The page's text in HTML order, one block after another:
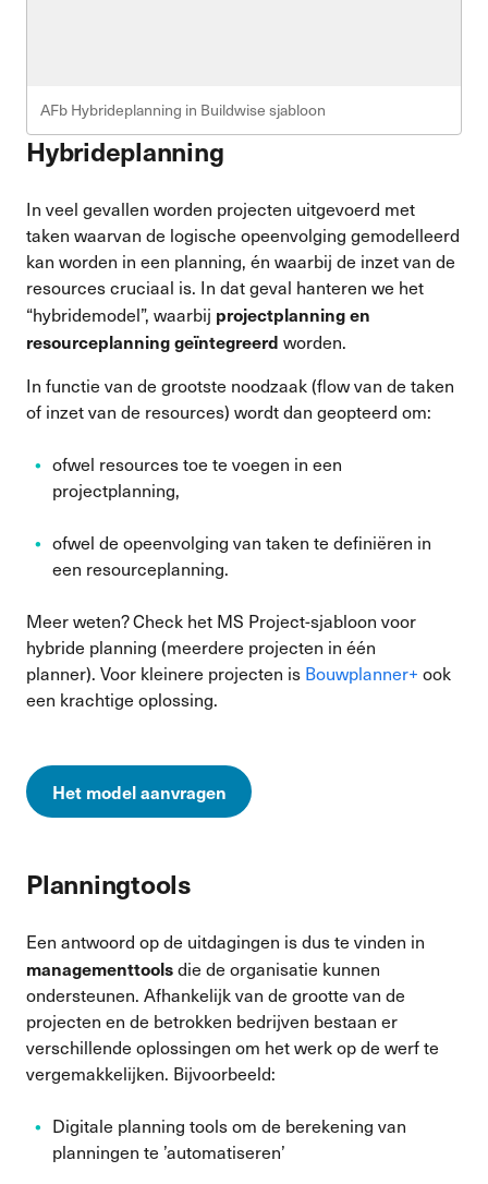
AFb Hybrideplanning in Buildwise sjabloon
Hybrideplanning
In veel gevallen worden projecten uitgevoerd met
taken waarvan de logische opeenvolging gemodelleerd
kan worden in een planning, én waarbij de inzet van de
resources cruciaal is. In dat geval hanteren we het
“hybridemodel”, waarbij projectplanning en
resourceplanning geïntegreerd worden.
In functie van de grootste noodzaak (flow van de taken
of inzet van de resources) wordt dan geopteerd om:
ofwel resources toe te voegen in een
projectplanning,
ofwel de opeenvolging van taken te definiëren in
een resourceplanning.
Meer weten? Check het MS Project-sjabloon voor
hybride planning (meerdere projecten in één
planner). Voor kleinere projecten is Bouwplanner+ ook
een krachtige oplossing.
Het model aanvragen
Planningtools
Een antwoord op de uitdagingen is dus te vinden in
managementtoolsdie de organisatie kunnen
ondersteunen. Afhankelijk van de grootte van de
projecten en de betrokken bedrijven bestaan er
verschillende oplossingen om het werk op de werf te
vergemakkelijken. Bijvoorbeeld:
Digitale planning tools om de berekening van
planningen te ’automatiseren’